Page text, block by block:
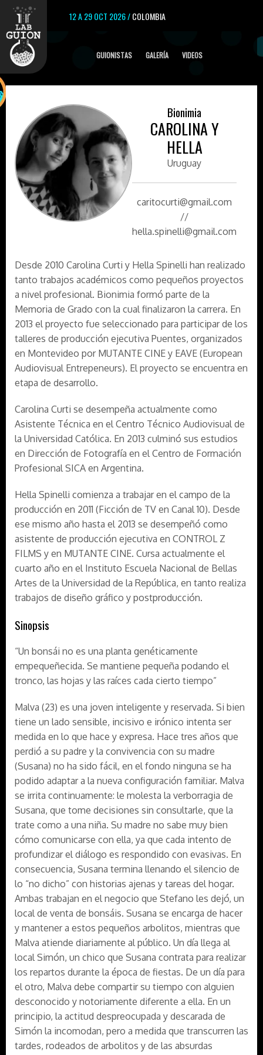
12 A 29 OCT 2026 /COLOMBIA
GUIONISTAS GALERÍA VIDEOS
Bionimia
CAROLINA Y
HELLA
Uruguay
caritocurti@gmail.com
//
hella.spinelli@gmail.com
Desde 2010 Carolina Curti y Hella Spinelli han realizado
tanto trabajos académicos como pequeños proyectos
a nivel profesional. Bionimia formó parte de la
Memoria de Grado con la cual finalizaron la carrera. En
2013 el proyecto fue seleccionado para participar de los
talleres de producción ejecutiva Puentes, organizados
en Montevideo por MUTANTE CINE y EAVE (European
Audiovisual Entrepeneurs). El proyecto se encuentra en
etapa de desarrollo.
Carolina Curti se desempeña actualmente como
Asistente Técnica en el Centro Técnico Audiovisual de
la Universidad Católica. En 2013 culminó sus estudios
en Dirección de Fotografía en el Centro de Formación
Profesional SICA en Argentina.
Hella Spinelli comienza a trabajar en el campo de la
producción en 2011 (Ficción de TV en Canal 10). Desde
ese mismo año hasta el 2013 se desempeñó como
asistente de producción ejecutiva en CONTROL Z
FILMS y en MUTANTE CINE. Cursa actualmente el
cuarto año en el Instituto Escuela Nacional de Bellas
Artes de la Universidad de la República, en tanto realiza
trabajos de diseño gráfico y postproducción.
Sinopsis
“Un bonsái no es una planta genéticamente
empequeñecida. Se mantiene pequeña podando el
tronco, las hojas y las raíces cada cierto tiempo”
Malva (23) es una joven inteligente y reservada. Si bien
tiene un lado sensible, incisivo e irónico intenta ser
medida en lo que hace y expresa. Hace tres años que
perdió a su padre y la convivencia con su madre
(Susana) no ha sido fácil, en el fondo ninguna se ha
podido adaptar a la nueva configuración familiar. Malva
se irrita continuamente: le molesta la verborragia de
Susana, que tome decisiones sin consultarle, que la
trate como a una niña. Su madre no sabe muy bien
cómo comunicarse con ella, ya que cada intento de
profundizar el diálogo es respondido con evasivas. En
consecuencia, Susana termina llenando el silencio de
lo “no dicho” con historias ajenas y tareas del hogar.
Ambas trabajan en el negocio que Stefano les dejó, un
local de venta de bonsáis. Susana se encarga de hacer
y mantener a estos pequeños arbolitos, mientras que
Malva atiende diariamente al público. Un día llega al
local Simón, un chico que Susana contrata para realizar
los repartos durante la época de fiestas. De un día para
el otro, Malva debe compartir su tiempo con alguien
desconocido y notoriamente diferente a ella. En un
principio, la actitud despreocupada y descarada de
Simón la incomodan, pero a medida que transcurren las
tardes, rodeados de arbolitos y de las absurdas